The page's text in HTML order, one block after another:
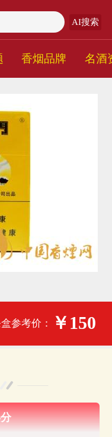
AI搜索
香烟品牌 名酒
参考价： ￥150